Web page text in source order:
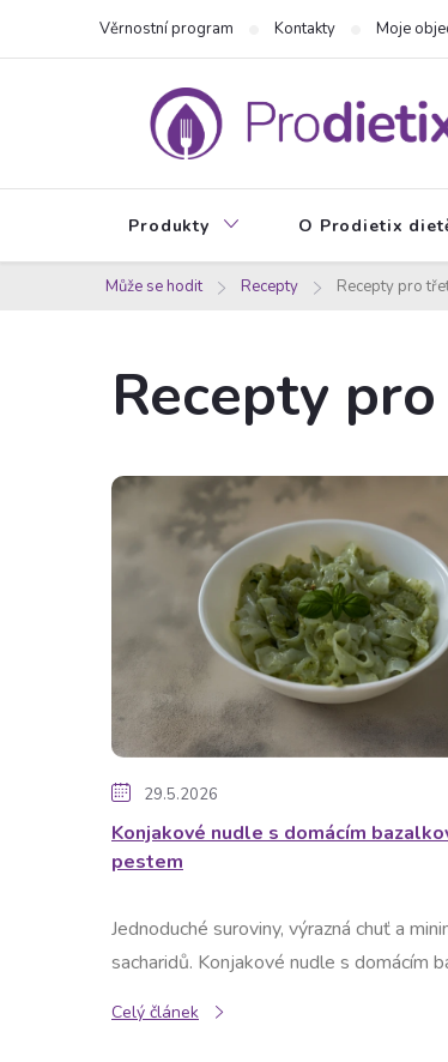
Věrnostní program Kontakty Moje
Produkty O Prodietix
Může se hodit Recepty Recepty pro
Recepty
V
ý
i
s
č
l
á
n
k
29.5.2026
Konjakové nudle s domácím
pestem
Jednoduché suroviny, výrazná chuť a
sacharidů. Konjakové nudle s domácím
Celý článek